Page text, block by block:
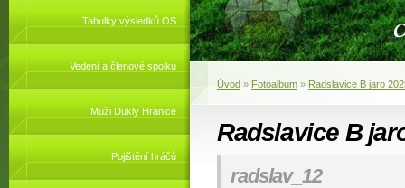
Tabulky výsledků OS
Vedení a členové spolku
Muži Dukly Hranice
Pojištění hráčů
Úvod » Fotoalbum » Radslavice B jaro
Radslavice B
radslav_12